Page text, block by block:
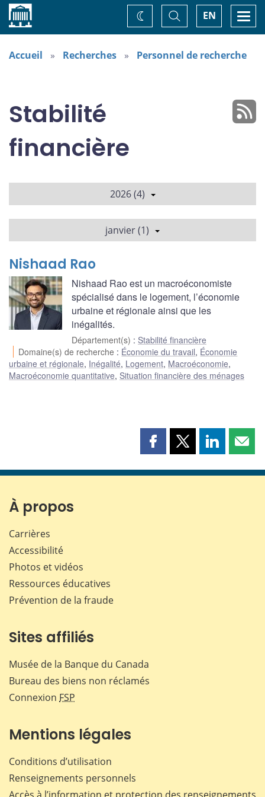
Accueil EN
Basculer
la
recherche
Changez
de
thème
Accueil Recherches Personnel de recherche
Stabilité
financière
2026 (4)
janvier (1)
Nishaad Rao
Nishaad Rao est un macroéconomiste
spécialisé dans le logement, l’économie
urbaine et régionale ainsi que les
inégalités.
Département(s) : Stabilité financière
Domaine(s) de recherche : Économie du travail, Économie
urbaine et régionale, Inégalité, Logement, Macroéconomie,
Macroéconomie quantitative, Situation financière des ménages
Partager
page
Partager
page
Partager
page page
À propos
Carrières
Accessibilité
Photos et vidéos
Ressources éducatives
Prévention de la fraude
Sites affiliés
Musée de la Banque du Canada
Bureau des biens non réclamés
Connexion FSP
Mentions légales
Conditions d’utilisation
Renseignements personnels